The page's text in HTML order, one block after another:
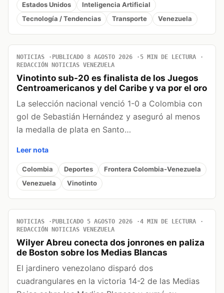
Estados Unidos
Inteligencia Artificial
Tecnología / Tendencias
Transporte Venezuela
NOTICIAS PUBLICADO 8 AGOSTO 2026
5 MIN DE LECTURA
REDACCIÓN NOTICIAS VENEZUELA
Vinotinto sub-20 es finalista de los Juegos
Centroamericanos y del Caribe y va por el oro
La selección nacional venció 1-0 a Colombia con
gol de Sebastián Hernández y aseguró al menos
la medalla de plata en Santo…
Leer nota
Colombia Deportes
Frontera Colombia-Venezuela
Venezuela
Vinotinto
NOTICIAS PUBLICADO 5 AGOSTO 2026
4 MIN DE LECTURA
REDACCIÓN NOTICIAS VENEZUELA
Wilyer Abreu conecta dos jonrones en paliza
de Boston sobre los Medias Blancas
El jardinero venezolano disparó dos
cuadrangulares en la victoria 14-2 de las Medias